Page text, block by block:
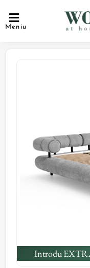
Meniu
Introdu